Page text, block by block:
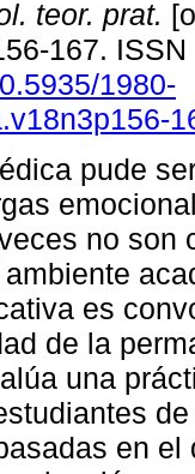
teor. prat.
167.
1980-
pude
no son
es
de la
una
en